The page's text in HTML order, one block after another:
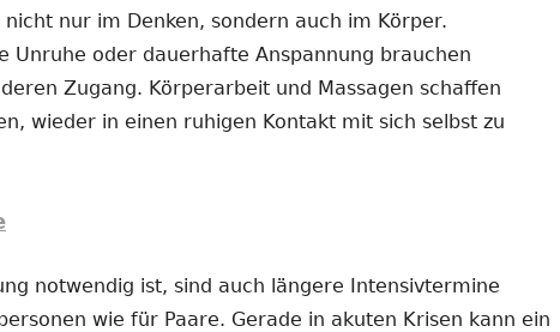
nicht nur im Denken, sondern auch im Körper.
Unruhe oder dauerhafte Anspannung brauchen
Zugang. Körperarbeit und Massagen schaffen
wieder in einen ruhigen Kontakt mit sich selbst zu
notwendig ist, sind auch längere Intensivtermine
wie für Paare. Gerade in akuten Krisen kann ein